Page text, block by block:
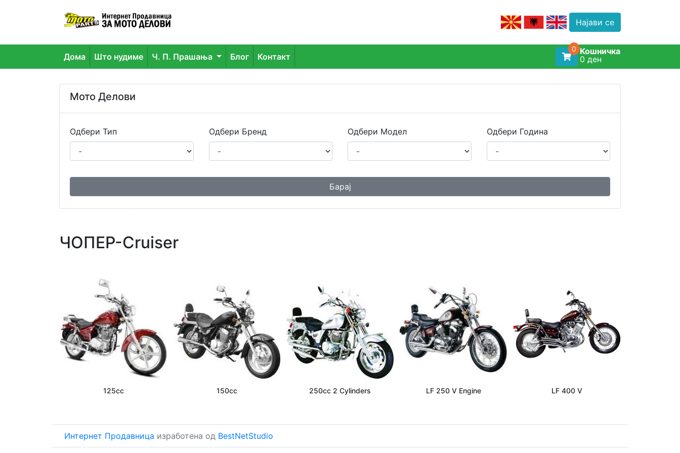
Најави се
Дома Што нудиме Ч. П. Прашања Блог Контакт
0 Кошничка
0 ден
Мото Делови
Одбери Тип Одбери Бренд Одбери Модел Одбери Година
Барај
ЧОПЕР-Cruiser
125cc 150cc 250cc 2 Cylinders LF 250 V Engine LF 400 V
Интернет Продавница изработена од BestNetStudio